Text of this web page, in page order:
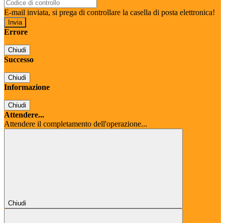
E-mail inviata, si prega di controllare la casella di posta elettronica!
Errore
Chiudi
Successo
Chiudi
Informazione
Chiudi
Attendere...
Attendere il completamento dell'operazione...
Chiudi